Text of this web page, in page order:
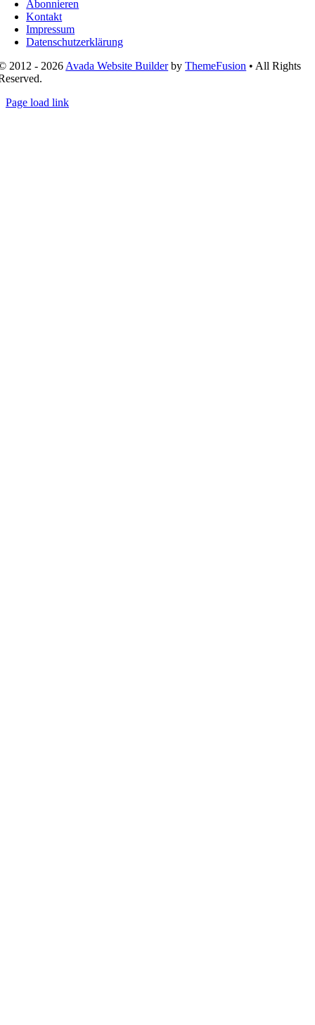
Abonnieren
Kontakt
Impressum
Datenschutzerklärung
2012 - 2026 Avada Website BuilderbyThemeFusion • All Rights
Page load link